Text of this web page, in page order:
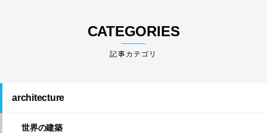
CATEGORIES
architecture
世界の建築